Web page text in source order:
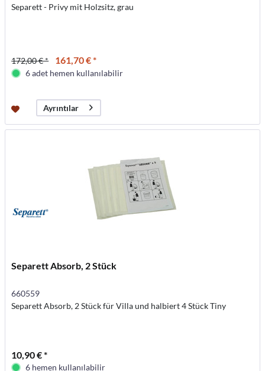
Separett - Privy mit Holzsitz, grau
172,00 € * 161,70 € *
6 adet hemen kullanılabilir
Ayrıntılar
Separett Absorb, 2 Stück
660559
Separett Absorb, 2 Stück für Villa und halbiert 4 Stück Tiny
10,90 € *
6 hemen kullanılabilir